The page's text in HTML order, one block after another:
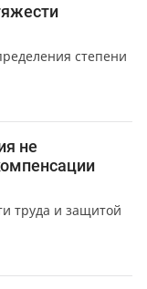
степени
не
труда и защитой